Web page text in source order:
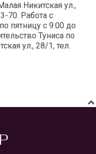
Никитская ул.,
70. Работа с
пятницу с 9:00 до
Туниса по
ул., 28/1, тел.